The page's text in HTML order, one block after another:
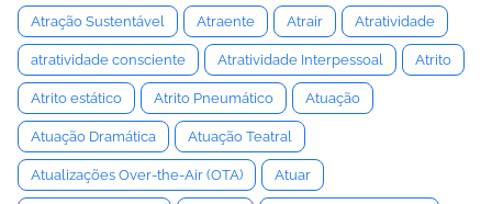
Atração Sustentável Atraente Atrair Atratividade
atratividade consciente Atratividade Interpessoal Atrito
Atrito estático Atrito Pneumático Atuação
Atuação Dramática Atuação Teatral
Atualizações Over-the-Air (OTA) Atuar